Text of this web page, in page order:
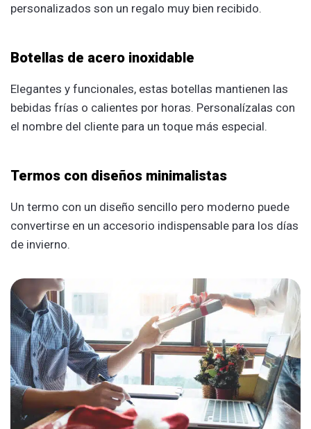
personalizados son un regalo muy bien recibido.
Botellas de acero inoxidable
Elegantes y funcionales, estas botellas mantienen las
bebidas frías o calientes por horas. Personalízalas con
el nombre del cliente para un toque más especial.
Termos con diseños minimalistas
Un termo con un diseño sencillo pero moderno puede
convertirse en un accesorio indispensable para los días
de invierno.